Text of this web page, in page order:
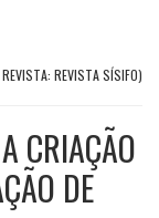
REVISTA SÍSIFO)
CRIAÇÃO
DE